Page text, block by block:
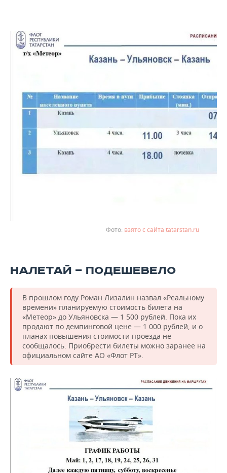
взято с сайта tatarstan.ru
НАЛЕТАЙ — ПОДЕШЕВЕЛО
В прошлом году Роман Лизалин назвал «Реальному
времени» планируемую стоимость билета на
«Метеор» до Ульяновска — 1 500 рублей. Пока их
продают по демпинговой цене — 1 000 рублей, и о
планах повышения стоимости проезда не
сообщалось. Приобрести билеты можно заранее на
официальном сайте АО «Флот РТ».